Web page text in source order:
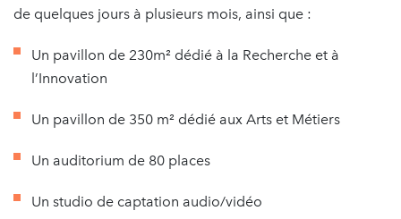
de quelques jours à plusieurs mois, ainsi que :
Un pavillon de 230m² dédié à la Recherche et à
l’Innovation
Un pavillon de 350 m² dédié aux Arts et Métiers
Un auditorium de 80 places
Un studio de captation audio/vidéo